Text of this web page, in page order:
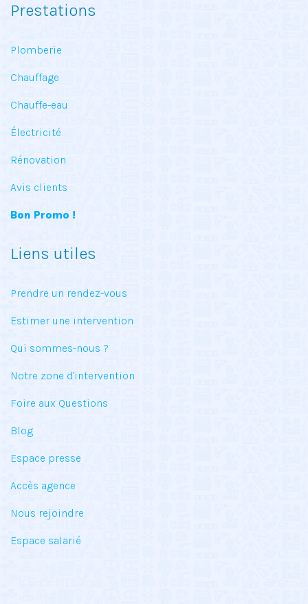
Prestations
Plomberie
Chauffage
Chauffe-eau
Électricité
Rénovation
Avis clients
Bon Promo !
Liens utiles
Prendre un rendez-vous
Estimer une intervention
Qui sommes-nous ?
Notre zone d'intervention
Foire aux Questions
Blog
Espace presse
Accès agence
Nous rejoindre
Espace salarié